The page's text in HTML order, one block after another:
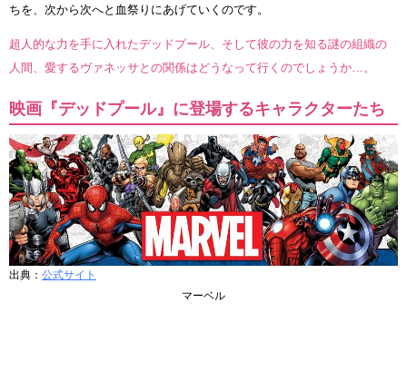
ちを、次から次へと血祭りにあげていくのです。
超人的な力を手に入れたデッドプール、そして彼の力を知る謎の組織の
人間、愛するヴァネッサとの関係はどうなって行くのでしょうか…。
映画『デッドプール』に登場するキャラクターたち
出典： 公式サイト
マーベル